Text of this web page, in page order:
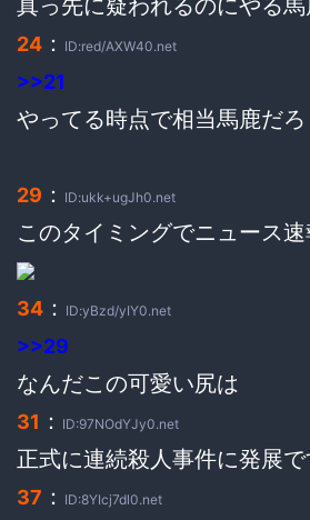
24 ： ID:red/AXW40.net
>>21
やってる時点で相当馬鹿だろ
29 ： ID:ukk+ugJh0.net
このタイミングでニュース
34 ： ID:yBzd/yIY0.net
>>29
なんだこの可愛い尻は
31 ： ID:97NOdYJy0.net
正式に連続殺人事件に発展
37 ： ID:8YIcj7dl0.net